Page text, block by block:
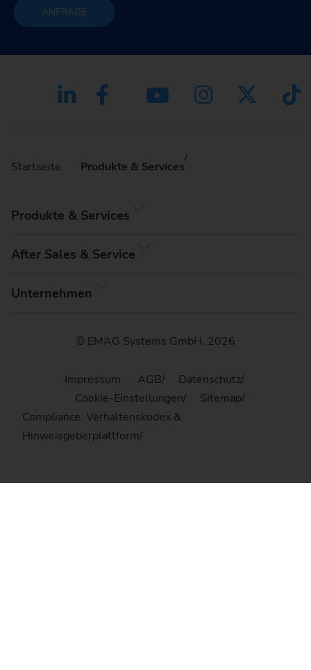
ANFRAGE
Startseite Produkte & Services
Produkte & Services
After Sales & Service
Unternehmen
© EMAG Systems GmbH, 2026
Impressum AGB
Datenschutz
Cookie-Einstellungen
Sitemap
Compliance, Verhaltenskodex &
Hinweisgeberplattform